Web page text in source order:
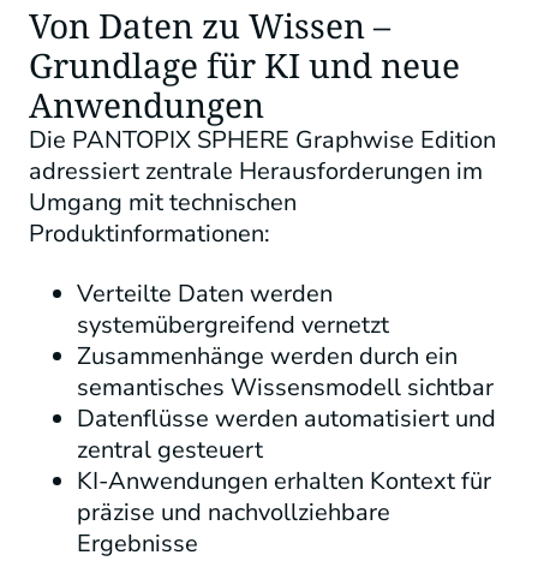
Von Daten zu Wissen –
Grundlage für KI und neue
Anwendungen
Die PANTOPIX SPHERE Graphwise Edition
adressiert zentrale Herausforderungen im
Umgang mit technischen
Produktinformationen:
Verteilte Daten werden
systemübergreifend vernetzt
Zusammenhänge werden durch ein
semantisches Wissensmodell sichtbar
Datenflüsse werden automatisiert und
zentral gesteuert
KI-Anwendungen erhalten Kontext für
präzise und nachvollziehbare
Ergebnisse